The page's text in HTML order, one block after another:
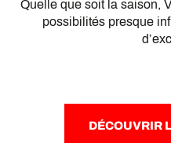
Quelle que soit la saison,
possibilités presque
DÉCOUVRIR